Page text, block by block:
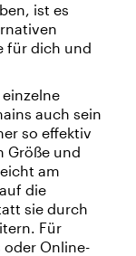
ist es
für dich und
auch sein
so effektiv
Größe und
am
die
sie durch
Für
oder Online-